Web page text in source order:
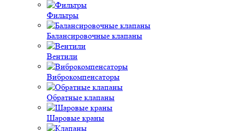
Фильтры
Балансировочные клапаны
Вентили
Виброкомпенсаторы
Обратные клапаны
Шаровые краны